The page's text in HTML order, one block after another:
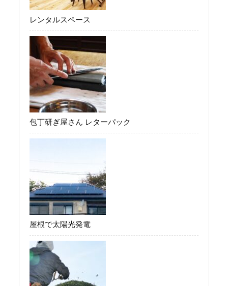
レンタルスペース
包丁研ぎ屋さん レターパック
屋根で太陽光発電